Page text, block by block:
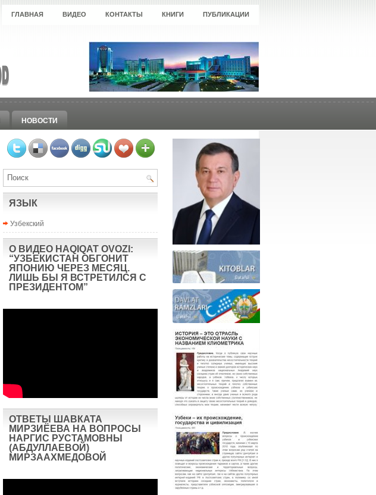
ГЛАВНАЯ ВИДЕО КОНТАКТЫ КНИГИ ПУБЛИКАЦИИ
НОВОСТИ
ЯЗЫК
Узбекский
О ВИДЕО HAQIQAT OVOZI:
“УЗБЕКИСТАН ОБГОНИТ
ЯПОНИЮ ЧЕРЕЗ МЕСЯЦ.
ЛИШЬ БЫ Я ВСТРЕТИЛСЯ С
ПРЕЗИДЕНТОМ”
ОТВЕТЫ ШАВКАТА
МИРЗИЁЕВА НА ВОПРОСЫ
НАРГИС РУСТАМОВНЫ
(АБДУЛЛАЕВОЙ)
МИРЗААХМЕДОВОЙ